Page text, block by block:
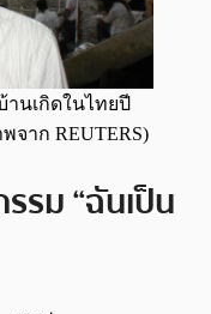
านเกิดในไทยปี
จาก REUTERS)
รม “ฉันเป็น